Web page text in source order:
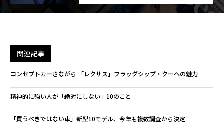
関連記事
コンセプトカーさながら 「レクサス」フラッグシップ・クーペの魅力
精神的に強い人が「絶対にしない」10のこと
「買うべきではない車」新型10モデル、今年も複数調査から決定